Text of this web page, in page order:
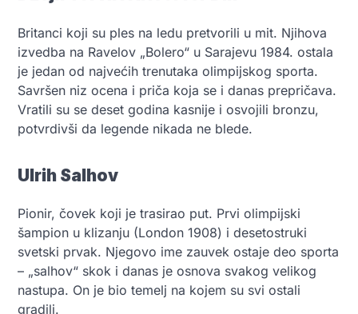
Britanci koji su ples na ledu pretvorili u mit. Njihova
izvedba na Ravelov „Bolero“ u Sarajevu 1984. ostala
je jedan od najvećih trenutaka olimpijskog sporta.
Savršen niz ocena i priča koja se i danas prepričava.
Vratili su se deset godina kasnije i osvojili bronzu,
potvrdivši da legende nikada ne blede.
Ulrih Salhov
Pionir, čovek koji je trasirao put. Prvi olimpijski
šampion u klizanju (London 1908) i desetostruki
svetski prvak. Njegovo ime zauvek ostaje deo sporta
– „salhov“ skok i danas je osnova svakog velikog
nastupa. On je bio temelj na kojem su svi ostali
gradili.